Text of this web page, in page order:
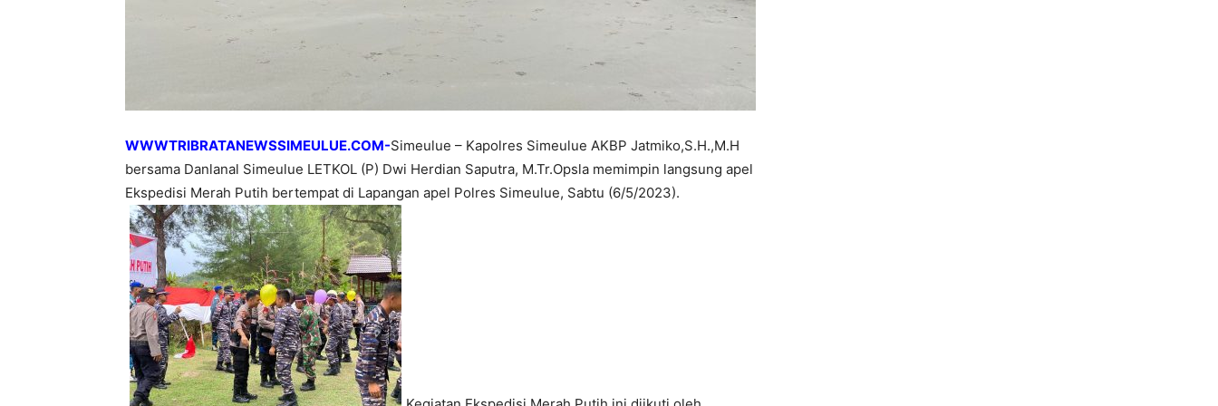
WWWTRIBRATANEWSSIMEULUE.COM-Simeulue – Kapolres Simeulue AKBP Jatmiko,S.H.,M.H
bersama Danlanal Simeulue LETKOL (P) Dwi Herdian Saputra, M.Tr.Opsla memimpin langsung apel
Ekspedisi Merah Putih bertempat di Lapangan apel Polres Simeulue, Sabtu (6/5/2023).